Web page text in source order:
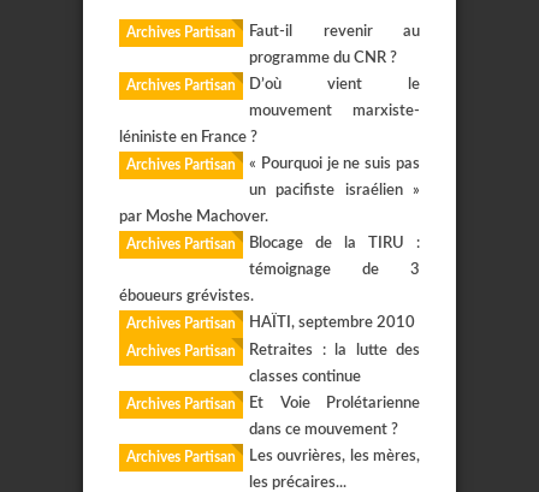
Archives Partisan
Faut-il revenir au
programme du CNR ?
Archives Partisan
D’où vient le
mouvement marxiste-
léniniste en France ?
Archives Partisan
« Pourquoi je ne suis pas
un pacifiste israélien »
par Moshe Machover.
Archives Partisan
Blocage de la TIRU :
témoignage de 3
éboueurs grévistes.
Archives Partisan HAÏTI, septembre 2010
Archives Partisan
Retraites : la lutte des
classes continue
Archives Partisan
Et Voie Prolétarienne
dans ce mouvement ?
Archives Partisan
Les ouvrières, les mères,
les précaires...